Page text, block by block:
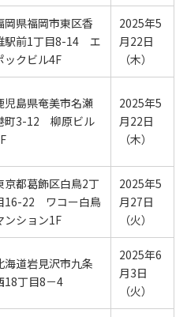
岡県福岡市東区香
駅前1丁目8-14 エ
ックビル4F
2025年5
月22日
（木）
児島県奄美市名瀬
町3-12 柳原ビル
2025年5
月22日
（木）
京都葛飾区白鳥2丁
16-22 ワコー白鳥
ンション1F
2025年5
月27日
（火）
海道岩見沢市九条
18丁目8－4
2025年6
月3日
（火）